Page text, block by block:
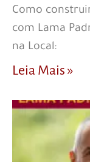
Como
com Lama
na Local:
Leia Mais »